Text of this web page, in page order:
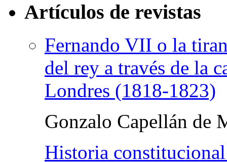
Artículos de revistas
Fernando VII o la
del rey a través de la
Londres (1818-1823)
Gonzalo Capellán de
Historia